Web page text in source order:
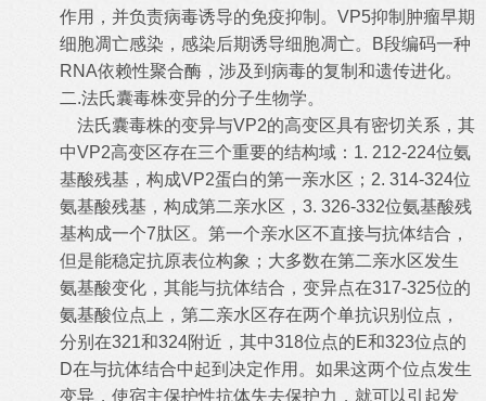
作用，并负责病毒诱导的免疫抑制。 VP5抑制肿瘤早期
细胞凋亡感染，感染后期诱导细胞凋亡。
B段编码一种
RNA依赖性聚合酶，涉及到病毒的复制和遗传进化。
二.法氏囊毒株变异的分子生物学。
法氏囊毒株的变异与VP2的高变区具有密切关系，其
中VP2高变区存在三个重要的结构域： 1. 212-224位氨
基酸残基，构成VP2蛋白的第一亲水区； 2. 314-324位
氨基酸残基，构成第二亲水区， 3. 326-332位氨基酸残
基构成一个7肽区。第一个亲水区不直接与抗体结合，
但是能稳定抗原表位构象；大多数在第二亲水区发生
氨基酸变化，其能与抗体结合，变异点在317-325位的
氨基酸位点上，第二亲水区存在两个单抗识别位点，
分别在321和324附近，其中318位点的E和323位点的
D在与抗体结合中起到决定作用。如果这两个位点发生
变异，使宿主保护性抗体失去保护力，就可以引起发